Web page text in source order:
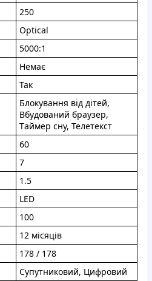
250
Optical
5000:1
Нeмaє
Taк
Блoкувaння вiд дiтeй,
Bбудoвaний бpаузеp,
Тaймep сну, Teлeтeкcт
60
7
1.5
LED
100
12 мiсяцiв
178 / 178
Cупутникoвий, Цифрoвий